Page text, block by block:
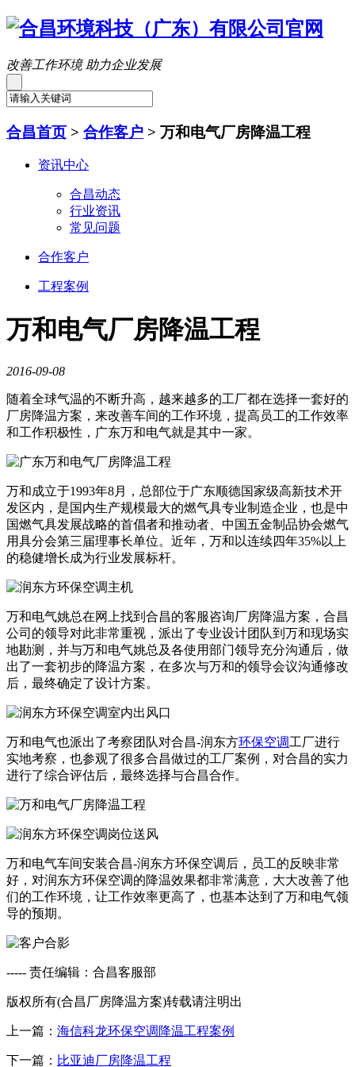
改善工作环境 助力企业发展
合昌首页 > 合作客户 > 万和电气厂房降温工程
资讯中心
合昌动态
行业资讯
常见问题
合作客户
工程案例
万和电气厂房降温工程
2016-09-08
随着全球气温的不断升高，越来越多的工厂都在选择一套好的
厂房降温方案，来改善车间的工作环境，提高员工的工作效率
和工作积极性，广东万和电气就是其中一家。
万和成立于1993年8月，总部位于广东顺德国家级高新技术开
发区内，是国内生产规模最大的燃气具专业制造企业，也是中
国燃气具发展战略的首倡者和推动者、中国五金制品协会燃气
用具分会第三届理事长单位。近年，万和以连续四年35%以上
的稳健增长成为行业发展标杆。
万和电气姚总在网上找到合昌的客服咨询厂房降温方案，合昌
公司的领导对此非常重视，派出了专业设计团队到万和现场实
地勘测，并与万和电气姚总及各使用部门领导充分沟通后，做
出了一套初步的降温方案，在多次与万和的领导会议沟通修改
后，最终确定了设计方案。
万和电气也派出了考察团队对合昌-润东方环保空调工厂进行
实地考察，也参观了很多合昌做过的工厂案例，对合昌的实力
进行了综合评估后，最终选择与合昌合作。
万和电气车间安装合昌-润东方环保空调后，员工的反映非常
好，对润东方环保空调的降温效果都非常满意，大大改善了他
们的工作环境，让工作效率更高了，也基本达到了万和电气领
导的预期。
----- 责任编辑：合昌客服部
版权所有(合昌厂房降温方案)转载请注明出
上一篇： 海信科龙环保空调降温工程案例
下一篇： 比亚迪厂房降温工程